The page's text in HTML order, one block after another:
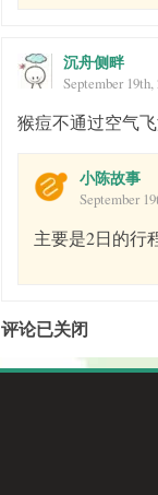
沉舟侧畔
September
猴痘不通过空气
小陈故事
September
主要是2日的行
评论已关闭